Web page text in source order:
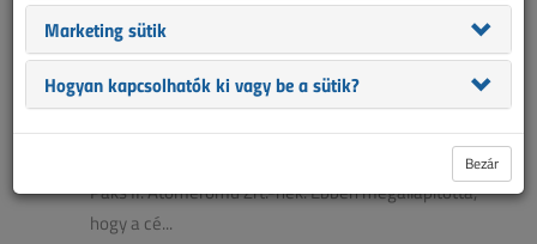
2020. novemberi lapszám
A Magyar Energetikai és Közmű-szabályozási Hivatal
2017. október 12-én az 5047/2017. számú
határozattal a villamosenergia-rendszer üzemét
lényegesen befolyásoló erőmű elvi engedélyt adott a
Paks II. Atomerőmű Zrt.-nek. Ebben megállapította,
hogy a cé...
Marketing sütik
Hogyan kapcsolhatók ki vagy be a sütik?
Bezár